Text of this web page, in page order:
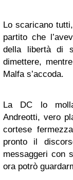
Lo scaricano
partito che
della libertà di
dimettere,
Malfa s’accoda.
La DC lo
Andreotti, vero
cortese
pronto il
messaggeri con
ora potrò